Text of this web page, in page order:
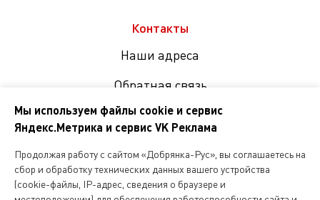
Контакты
Наши адреса
Обратная связь
соцсетях
Мы используем файлы cookie и сервис
Яндекс.Метрика и сервис VK Реклама
Продолжая работу с сайтом «Добрянка-Рус», вы соглашаетесь на
сбор и обработку технических данных вашего устройства
(cookie-файлы, IP-адрес, сведения о браузере и